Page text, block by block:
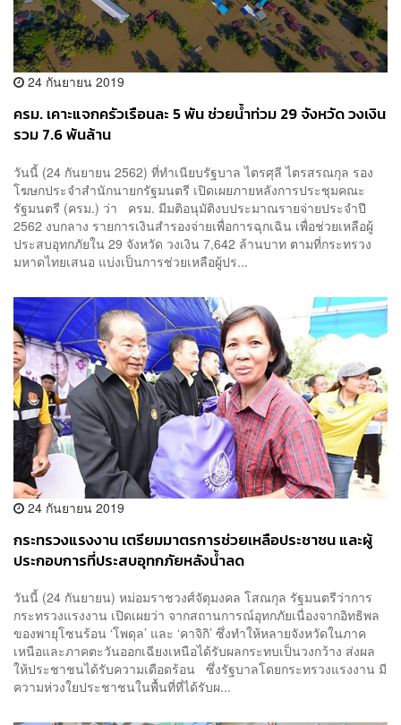
24 กันยายน 2019
ครม. เคาะแจกครัวเรือนละ 5 พัน ช่วยน้ำท่วม 29 จังหวัด วงเงิน
รวม 7.6 พันล้าน
วันนี้ (24 กันยายน 2562) ที่ทำเนียบรัฐบาล ไตรศุลี ไตรสรณกุล รอง
โฆษกประจำสำนักนายกรัฐมนตรี เปิดเผยภายหลังการประชุมคณะ
รัฐมนตรี (ครม.) ว่า ครม. มีมติอนุมัติงบประมาณรายจ่ายประจำปี
2562 งบกลาง รายการเงินสำรองจ่ายเพื่อการฉุกเฉิน เพื่อช่วยเหลือผู้
ประสบอุทกภัยใน 29 จังหวัด วงเงิน 7,642 ล้านบาท ตามที่กระทรวง
มหาดไทยเสนอ แบ่งเป็นการช่วยเหลือผู้ปร...
24 กันยายน 2019
กระทรวงแรงงาน เตรียมมาตรการช่วยเหลือประชาชน และผู้
ประกอบการที่ประสบอุทกภัยหลังน้ำลด
วันนี้ (24 กันยายน) หม่อมราชวงศ์จัตุมงคล โสณกุล รัฐมนตรีว่าการ
กระทรวงแรงงาน เปิดเผยว่า จากสถานการณ์อุทกภัยเนื่องจากอิทธิพล
ของพายุโซนร้อน ‘โพดุล’ และ ‘คาจิกิ’ ซึ่งทำให้หลายจังหวัดในภาค
เหนือและภาคตะวันออกเฉียงเหนือได้รับผลกระทบเป็นวงกว้าง ส่งผล
ให้ประชาชนได้รับความเดือดร้อน ซึ่งรัฐบาลโดยกระทรวงแรงงาน มี
ความห่วงใยประชาชนในพื้นที่ที่ได้รับผ...